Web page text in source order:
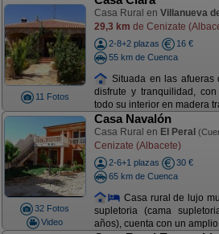
11 Fotos
Casa Rural en Villanueva
29,3 km de Cenizate
2-8+2 plazas
16 €
55 km de Cuenca
Situada en las afueras
disfrute y tranquilidad,
todo su interior en madera
32 Fotos
Video
Casa Navalón
Casa Rural en El Peral
Cenizate (Albacete)
2-6+1 plazas
30 €
65 km de Cuenca
Casa rural de lujo
supletoria (cama
años), cuenta con un